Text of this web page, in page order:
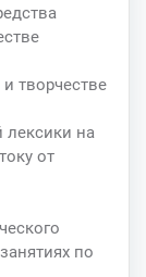
творчестве
лексики на
от
по